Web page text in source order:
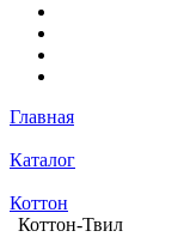
Главная
Каталог
Коттон
Коттон-Твил